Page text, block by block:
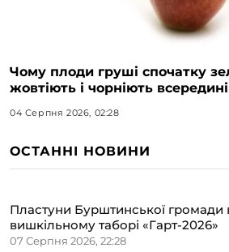
Чому плоди груші спочатку
жовтіють і чорніють всередині
04 Серпня 2026, 02:28
ОСТАННІ НОВИНИ
Пластуни Бурштинської громади
вишкільному таборі «Гарт-2026»
07 Серпня 2026, 22:28